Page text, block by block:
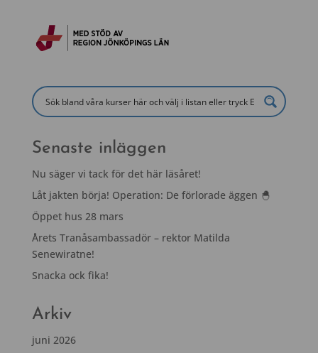
Senaste inläggen
Nu säger vi tack för det här läsåret!
Låt jakten börja! Operation: De förlorade äggen 🐣
Öppet hus 28 mars
Årets Tranåsambassadör – rektor Matilda
Senewiratne!
Snacka ock fika!
Arkiv
juni 2026